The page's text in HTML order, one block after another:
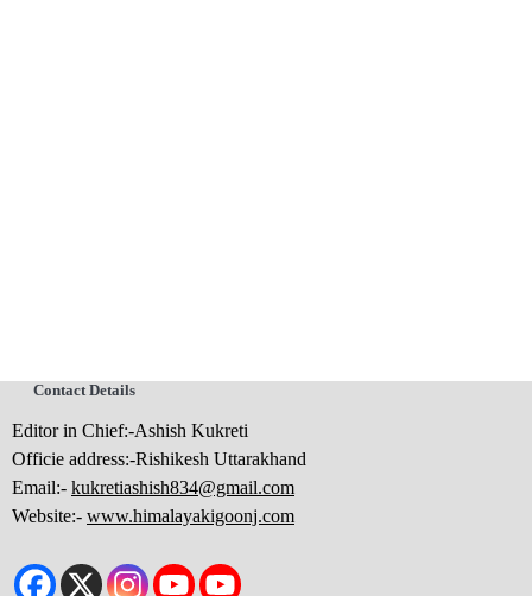
Contact Details
Editor in Chief:-Ashish Kukreti
Officie address:-Rishikesh Uttarakhand
Email:- kukretiashish834@gmail.com
Website:- www.himalayakigoonj.com